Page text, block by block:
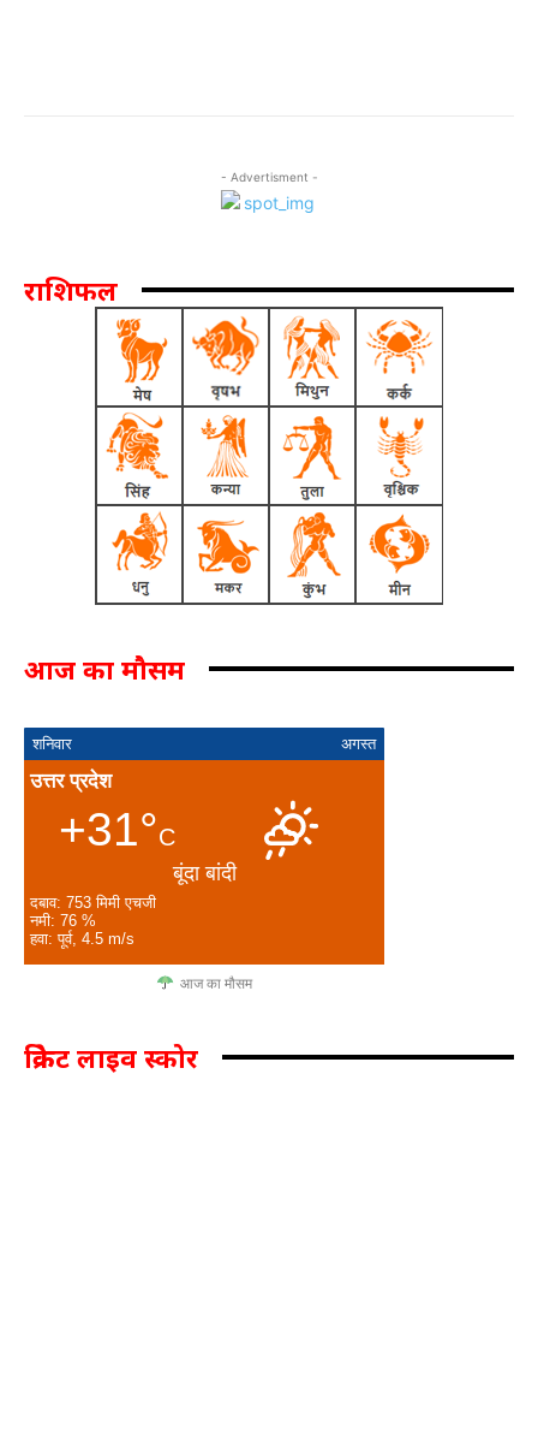
- Advertisment -
राशिफल
आज का मौसम
शनिवार अगस्त
उत्तर प्रदेश
+31°C
बूंदा बांदी
दबाव: 753 मिमी एचजी
नमी: 76 %
हवा: पूर्व, 4.5 m/s
आज का मौसम
क्रिकेट लाइव स्कोर